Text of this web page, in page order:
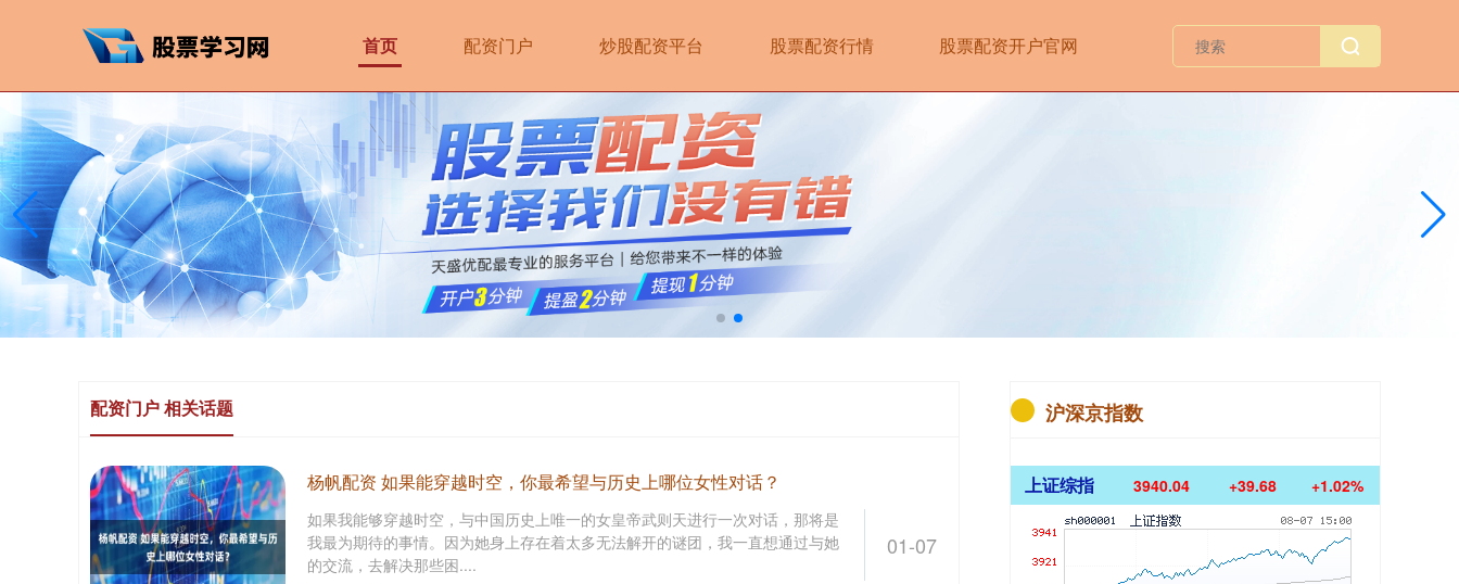
首页 配资门户 炒股配资平台 股票配资行情 股票配资开户官网
配资门户 相关话题
01-07
杨帆配资 如果能穿越时空，你最希望与历史上哪位女性对话？
如果我能够穿越时空，与中国历史上唯一的女皇帝武则天进行一次对话，那将是
我最为期待的事情。因为她身上存在着太多无法解开的谜团，我一直想通过与她
的交流，去解决那些困....
沪深京指数
上证综指 3940.04 +39.68 +1.02%